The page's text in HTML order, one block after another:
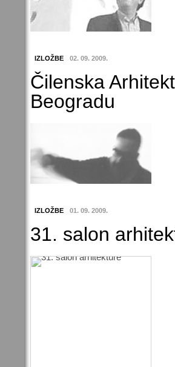
IZLOŽBE 02. 09. 2009.
Čilenska
Beogradu
IZLOŽBE 01. 09. 2009.
31. salon